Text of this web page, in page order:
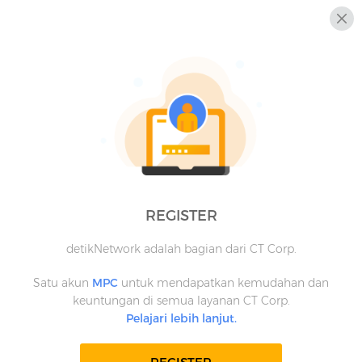
REGISTER
detikNetwork adalah bagian dari CT Corp.
Satu akun MPC untuk mendapatkan kemudahan dan
keuntungan di semua layanan CT Corp.
Pelajari lebih lanjut.